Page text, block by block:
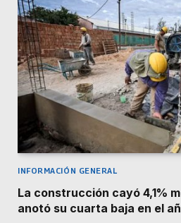
INFORMACIÓN GENERAL
La construcción cayó 4,1%
anotó su cuarta baja en el